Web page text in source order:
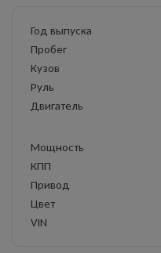
Год выпуска
Пробег
Кузов
Руль
Двигатель
Мощность
КПП
Привод
Цвет
VIN